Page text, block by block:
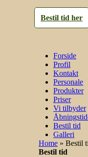
Bestil tid her
Forside
Profil
Kontakt
Personale
Produkter
Priser
Vi tilbyder
Bestil tid
Galleri
Home » Bestil
Bestil tid